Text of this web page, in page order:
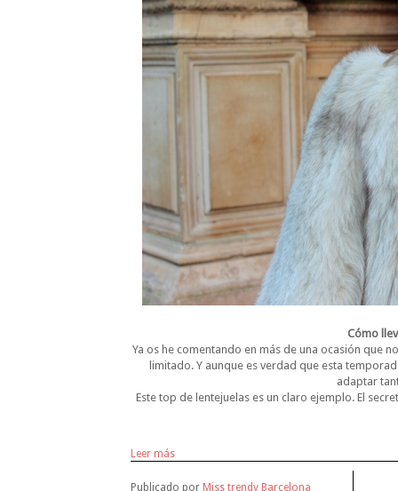
Cómo
Ya os he comentando en más de una ocasión que
limitado. Y aunque es verdad que esta
adaptar
Este top de lentejuelas es un claro ejemplo. El
Leer más
Publicado por Miss trendy Barcelona